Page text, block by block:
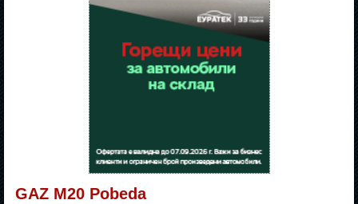
GAZ М20 Pobeda